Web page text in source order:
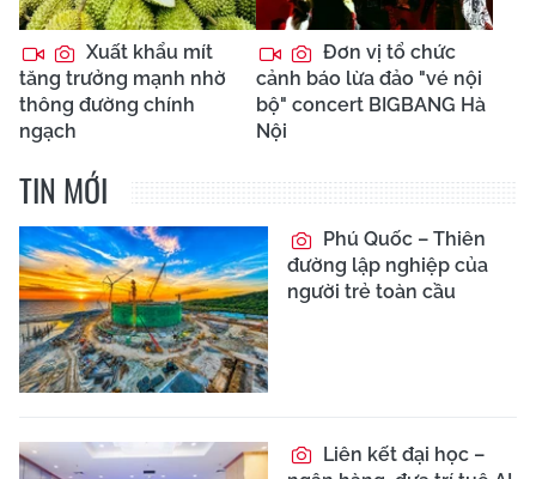
Xuất khẩu mít
tăng trưởng mạnh nhờ
thông đường chính
ngạch
Đơn vị tổ chức
cảnh báo lừa đảo "vé nội
bộ" concert BIGBANG Hà
Nội
TIN MỚI
Phú Quốc – Thiên
đường lập nghiệp của
người trẻ toàn cầu
Liên kết đại học –